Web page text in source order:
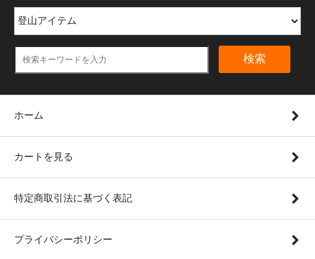
検索
ホーム
カートを見る
特定商取引法に基づく表記
プライバシーポリシー